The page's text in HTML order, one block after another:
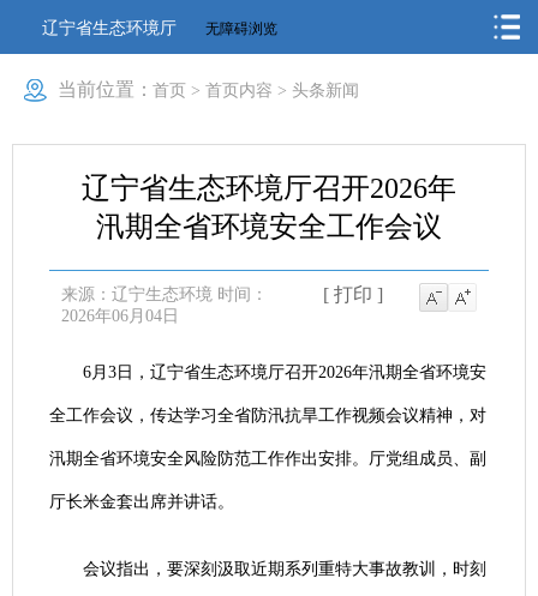
辽宁省生态环境厅 无障碍浏览
当前位置：首页 > 首页内容 > 头条新闻
辽宁省生态环境厅召开2026年
汛期全省环境安全工作会议
[ 打印 ]
来源：辽宁生态环境 时间：
2026年06月04日
6月3日，辽宁省生态环境厅召开2026年汛期全省环境安
全工作会议，传达学习全省防汛抗旱工作视频会议精神，对
汛期全省环境安全风险防范工作作出安排。厅党组成员、副
厅长米金套出席并讲话。
会议指出，要深刻汲取近期系列重特大事故教训，时刻